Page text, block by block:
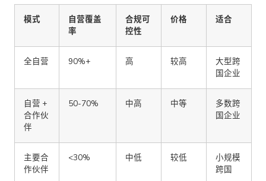
模式
自营覆盖
率
合规可
控性
价格 适合
全自营 90%+ 高 较高
大型跨
国企业
自营 +
合作伙
伴
50-70% 中高 中等
多数跨
国企业
主要合
作伙伴
<30% 中低 较低
小规模
跨国